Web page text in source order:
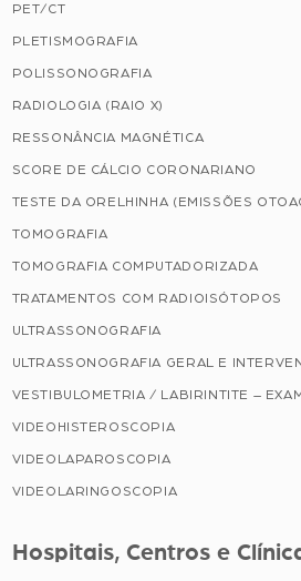
PET/CT
PLETISMOGRAFIA
POLISSONOGRAFIA
RADIOLOGIA (RAIO X)
RESSONÂNCIA MAGNÉTICA
SCORE DE CÁLCIO CORONARIANO
TESTE DA ORELHINHA (EMISSÕES
TOMOGRAFIA
TOMOGRAFIA COMPUTADORIZADA
TRATAMENTOS COM RADIOISÓTOPOS
ULTRASSONOGRAFIA
ULTRASSONOGRAFIA GERAL E
VESTIBULOMETRIA / LABIRINTITE –
VIDEOHISTEROSCOPIA
VIDEOLAPAROSCOPIA
VIDEOLARINGOSCOPIA
Hospitais, Centros e